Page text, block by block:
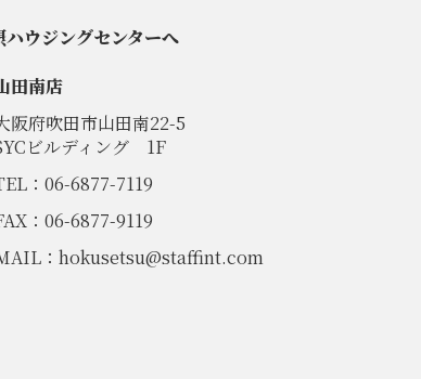
ウジングセンターへ
田南店
阪府吹田市山田南22-5
ビルディング 1F
：06-6877-7119
：06-6877-9119
： hokusetsu@staffint.com